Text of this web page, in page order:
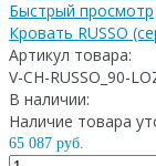
Быстрый просмотр
Кровать RUSSO
Артикул товара:
V-CH-RUSSO_90-
В наличии:
Наличие товара
65 087 руб.